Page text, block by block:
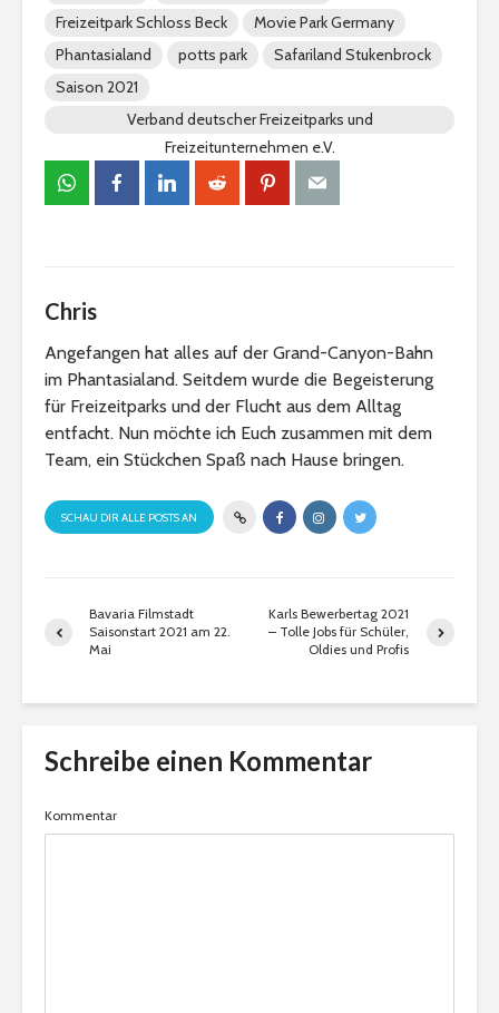
Freizeitpark Schloss Beck
Movie Park Germany
Phantasialand
potts park
Safariland Stukenbrock
Saison 2021
Verband deutscher Freizeitparks und
Freizeitunternehmen e.V.
Chris
Angefangen hat alles auf der Grand-Canyon-Bahn
im Phantasialand. Seitdem wurde die Begeisterung
für Freizeitparks und der Flucht aus dem Alltag
entfacht. Nun möchte ich Euch zusammen mit dem
Team, ein Stückchen Spaß nach Hause bringen.
SCHAU DIR ALLE POSTS AN
Bavaria Filmstadt
Saisonstart 2021 am 22.
Mai
Karls Bewerbertag 2021
– Tolle Jobs für Schüler,
Oldies und Profis
Schreibe einen Kommentar
Kommentar